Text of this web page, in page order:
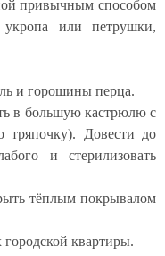
привычным способом
или петрушки,
и горошины перца.
в большую кастрюлю с
тряпочку). Довести до
и стерилизовать
тёплым покрывалом
квартиры.